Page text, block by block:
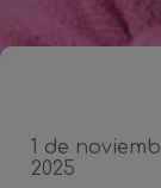
1 de
2025